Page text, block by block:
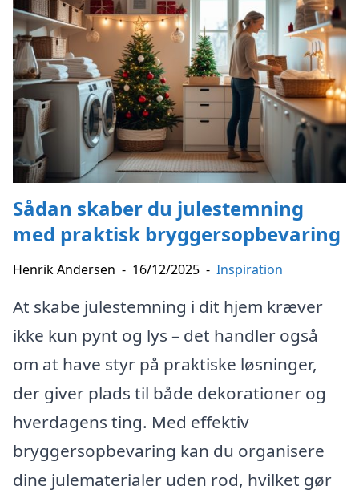
Sådan skaber du julestemning
med praktisk bryggersopbevaring
Henrik Andersen - 16/12/2025 - Inspiration
At skabe julestemning i dit hjem kræver
ikke kun pynt og lys – det handler også
om at have styr på praktiske løsninger,
der giver plads til både dekorationer og
hverdagens ting. Med effektiv
bryggersopbevaring kan du organisere
dine julematerialer uden rod, hvilket gør